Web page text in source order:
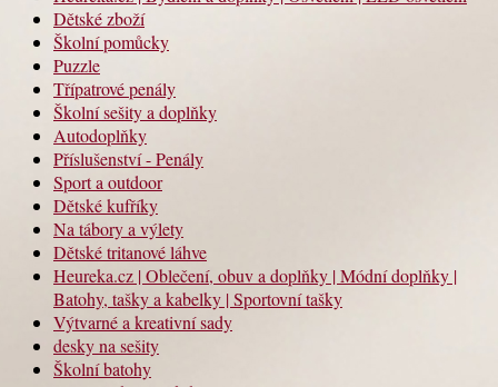
Dětské zboží
Školní pomůcky
Puzzle
Třípatrové penály
Školní sešity a doplňky
Autodoplňky
Příslušenství - Penály
Sport a outdoor
Dětské kufříky
Na tábory a výlety
Dětské tritanové láhve
Heureka.cz | Oblečení, obuv a doplňky | Módní doplňky |
Batohy, tašky a kabelky | Sportovní tašky
Výtvarné a kreativní sady
desky na sešity
Školní batohy